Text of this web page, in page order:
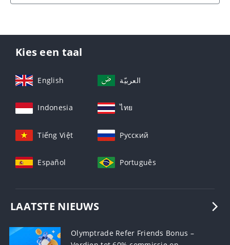
Kies een taal
English العربيّة
Indonesia ไทย
Tiếng Việt Русский
Español Português
LAATSTE NIEUWS
Olymptrade Refer Friends Bonus –